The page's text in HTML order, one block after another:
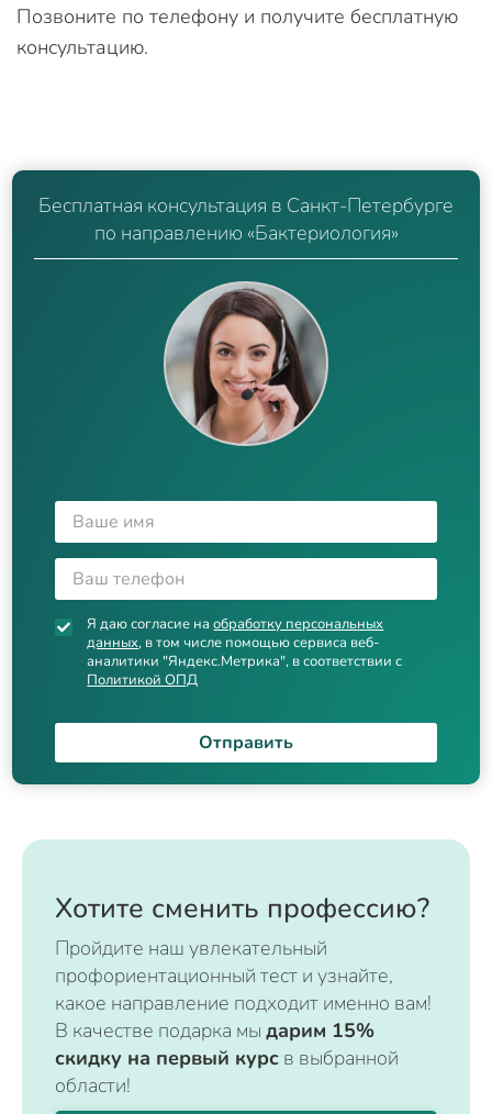
Позвоните по телефону и получите бесплатную
консультацию.
Бесплатная консультация в Санкт-Петербурге
по направлению «Бактериология»
Я даю согласие наобработку персональных
данных, в том числе помощью сервиса веб-
аналитики "Яндекс.Метрика", в соответствии с
Политикой ОПД
Отправить
Хотите сменить профессию?
Пройдите наш увлекательный
профориентационный тест и узнайте,
какое направление подходит именно вам!
В качестве подарка мы дарим 15%
скидку на первый курс в выбранной
области!